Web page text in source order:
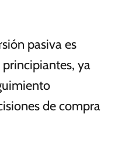
pasiva es
ya
de compra